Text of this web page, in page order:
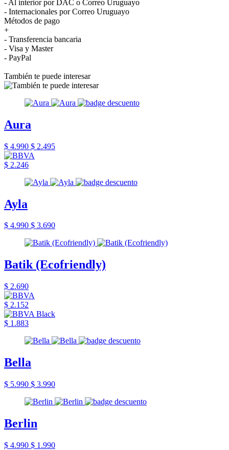
- Al interior por DAC o Correo Uruguayo
- Internacionales por Correo Uruguayo
Métodos de pago
+
- Transferencia bancaria
- Visa y Master
- PayPal
También te puede interesar
Aura
$ 4.990 $ 2.495
$ 2.246
Ayla
$ 4.990 $ 3.690
Batik (Ecofriendly)
$ 2.690
$ 2.152
$ 1.883
Bella
$ 5.990 $ 3.990
Berlin
$ 4.990 $ 1.990